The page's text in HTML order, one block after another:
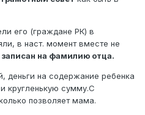
его (граждане РК) в
в наст. момент вместе не
на фамилию отца.
деньги на содержание ребенка
и кругленькую сумму.С
позволяет мама.